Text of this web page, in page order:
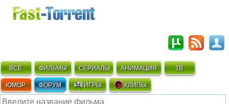
ВСЁ ФИЛЬМЫ СЕРИАЛЫ АНИМАЦИЯ ТВ
ЮМОР ФОРУМ ИГРЫ КЛИПЫ